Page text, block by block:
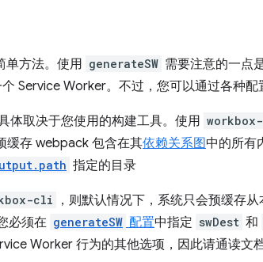
单方法。使用 generateSW 需要注意的一点
Service Worker。不过，您可以通过各种配
体取决于您使用的构建工具。使用
缓存 webpack 包含在其依赖关系图中的所有
指定的目录
cli
，则默认情况下，系统只会预缓存
必须在 generateSW 配置中指定 swDest 和
Worker 行为的其他选项，因此请通读文档